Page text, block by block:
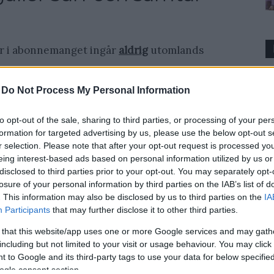
Do Not Process My Personal Information
opt-out of the sale, sharing to third parties, or processing of your
for targeted advertising by us, please use the below opt-out
selection. Please note that after your opt-out request is processed
interest-based ads based on personal information utilized by us
to third parties prior to your opt-out. You may separately
of your personal information by third parties on the IAB’s list of
This information may also be disclosed by us to third parties on the
Participants that may further disclose it to other third parties.
that this website/app uses one or more Google services and may
but not limited to your visit or usage behaviour. You may
to Google and its third-party tags to use your data for below
consent section.
i abonnemanget ingår aldrig utomlands
så bör du läsa igenom avtalet
vara sant
kan ett samtal till din röstbrevlåda kosta som
behöver billig telefoni/surf utomlands är att
Det ger dig omedelbart en rimlig taxa,
funkar inte om din telefon är operatörslåst.